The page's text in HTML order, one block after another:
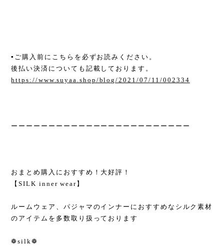
▪︎ご購入前にこちらを必ずお読みください。
後払い決済についても記載しております。
https://www.suyaa.shop/blog/2021/07/11/002334
ーーーーーーーーーーーーーーーーーーーーーーーー
おまとめ購入におすすめ！大好評！
【SILK inner wear】
ルームウェア、パジャマのインナーにおすすめなシルク素材
のアイテムを多数取り扱っております
❁silk❁